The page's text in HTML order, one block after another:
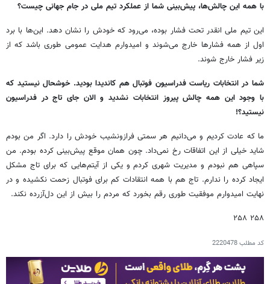
با همه این چالش‌ها، پیش‌بینی شما از عملکرد تیم ملی در جام جهانی چیست؟
این تیم ملی انقدر تحت فشار بوده، می‌رود که خودش را نشان دهد. این‌ها با برد
اول از همه فشارها خارج می‌شوند و امیدوارم هدایت عمومی طوری باشد که از
زیر فشار خارج شوند.
شما در انتخابات ریاست فدراسیون فوتبال هم کاندیدا بودید. خوشحال نیستید که
با وجود این همه چالش پیروز انتخابات نشدید و الان جای تاج در فدراسیون
نیستید؟!
ما که عادت کردیم و می‌دانیم هر سمتی فرازونشیب خودش را دارد. اگر من بودم
شاید خیلی از این اتفاقات رخ نمی‌داد. چون همان موقع پیش‌بینی کرده بودم. من
سپاهی هم نبودم و مدیریت شهری کردم و یکی از آیتم‌هایی که برای تاج مشکل
ایجاد کرده را ندارم. تاج هم با همه انتقادات کم برای فوتبال زحمت نکشیده و در
نهایت امیدوارم موفقیت طوری رقم بخورد که مردم را بیش از این دل‌آزرده نکند.
۲۵۸ ۲۵۸
کد مطلب2220478